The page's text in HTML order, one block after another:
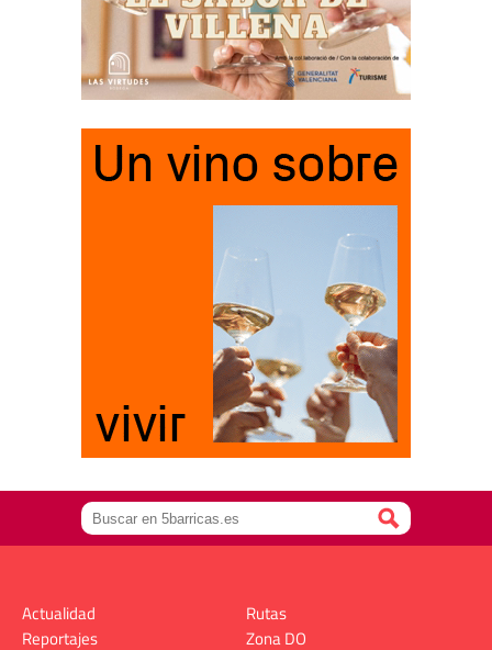
Actualidad
Reportajes
Rutas
Zona DO